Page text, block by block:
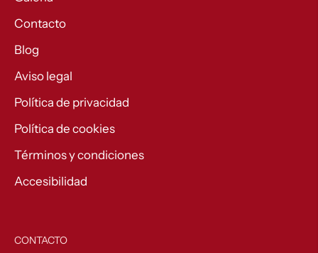
Contacto
Blog
Aviso legal
Política de privacidad
Política de cookies
Términos y condiciones
Accesibilidad
CONTACTO